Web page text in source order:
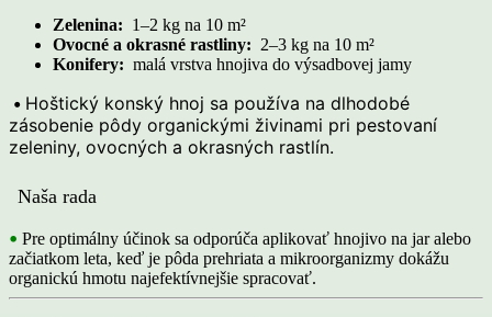
Zelenina: 1–2 kg na 10 m²
Ovocné a okrasné rastliny: 2–3 kg na 10 m²
Konifery: malá vrstva hnojiva do výsadbovej jamy
• Hoštický konský hnoj sa používa na dlhodobé
zásobenie pôdy organickými živinami pri pestovaní
zeleniny, ovocných a okrasných rastlín.
Naša rada
• Pre optimálny účinok sa odporúča aplikovať hnojivo na jar alebo
začiatkom leta, keď je pôda prehriata a mikroorganizmy dokážu
organickú hmotu najefektívnejšie spracovať.